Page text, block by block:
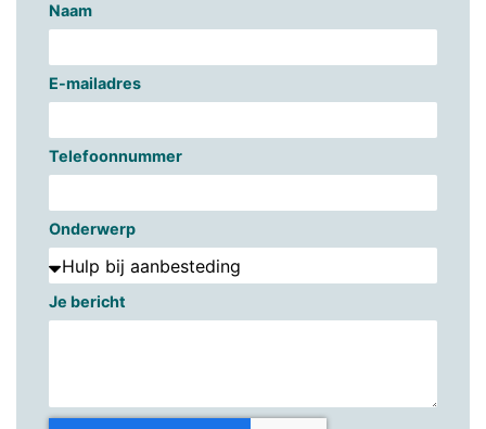
Naam
E-mailadres
Telefoonnummer
Onderwerp
Je bericht